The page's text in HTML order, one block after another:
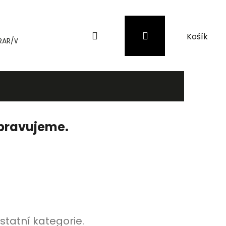
WinRAR Záložní zdroje (UPS) a přepěťové
PřihlášeníNákupní
košík
kategorie.